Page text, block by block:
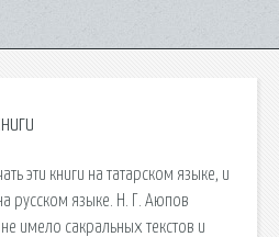
эти книги на татарском языке, и
русском языке. Н. Г. Аюпов
не имело сакральных текстов и